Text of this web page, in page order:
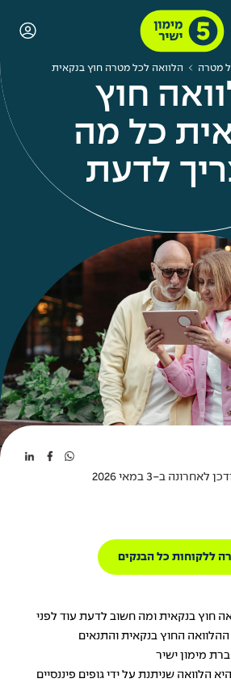
מטרה הלוואה לכל מטרה חוץ בנקאית
חוץ
כל מה
לדעת
לאחרונה ב-3 במאי 2026
ללקוחות כל הבנקים
חוץ בנקאית ומה חשוב לדעת עוד לפני
החוץ בנקאית והתנאים
מימון ישיר
הלוואה שניתנת על ידי גופים פיננסיים